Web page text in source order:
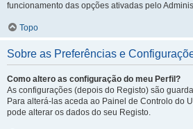
funcionamento das opções ativadas pelo
Topo
Sobre as Preferências e
Como altero as configuração do meu Perfil?
As configurações (depois do Registo) são
Para alterá-las aceda ao Painel de Controlo do
pode alterar os dados do seu Registo.